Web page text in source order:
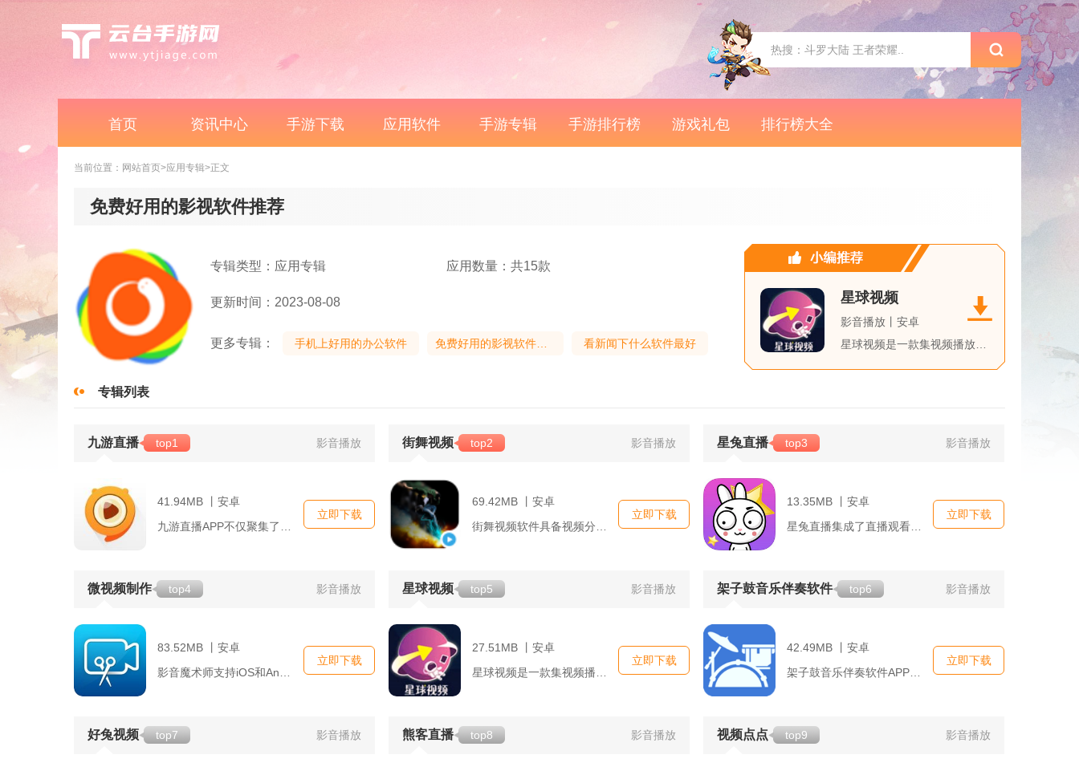
首页 资讯中心 手游下载 应用软件 手游专辑 手游排行榜 游戏礼包 排行榜大全
当前位置： 网站首页>应用专辑>正文
免费好用的影视软件推荐
专辑类型：应用专辑 应用数量：共15款
更新时间：2023-08-08
更多专辑： 手机上好用的办公软件 看新闻下什么软件最好
星球视频
影音播放丨安卓
专辑列表
九游直播 top1 影音播放
41.94MB 丨安卓
九游直播APP不仅聚集了海量的游戏资源与直播内容，而且还具备...
立即下载
街舞视频 top2 影音播放
69.42MB 丨安卓
街舞视频软件具备视频分享、教学视频、在线互动、个人主页等多项...
立即下载
星兔直播 top3 影音播放
13.35MB 丨安卓
星兔直播集成了直播观看、互动交流、直播开启、关注互动、虚拟礼...
立即下载
微视频制作 top4 影音播放
83.52MB 丨安卓
影音魔术师支持iOS和Android系统，用户可以在各自的应...
立即下载
星球视频 top5 影音播放
27.51MB 丨安卓
星球视频是一款集视频播放、视频创作、社交互动于一体的综合性视...
立即下载
架子鼓音乐伴奏软件 top6 影音播放
42.49MB 丨安卓
架子鼓音乐伴奏软件APP简介...
立即下载
好兔视频 top7 影音播放 熊客直播 top8 影音播放 视频点点 top9 影音播放